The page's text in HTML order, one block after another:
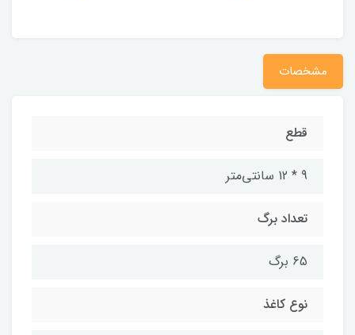
مشخصات
قطع
9 * 12 سانتی‌متر
تعداد برگ
65 برگ
نوع کاغذ